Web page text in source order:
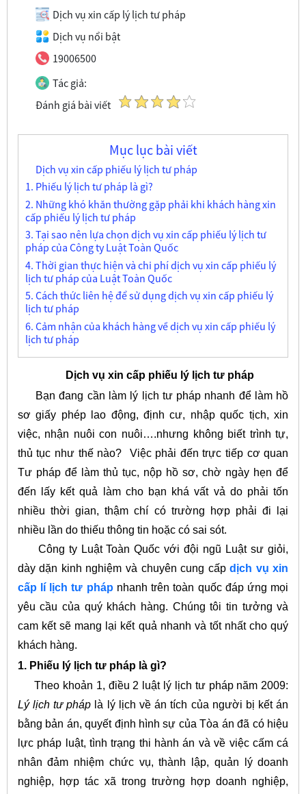
Dịch vụ xin cấp lý lịch tư pháp
Dịch vụ nổi bật
19006500
Tác giả:
Đánh giá bài viết
Mục lục bài viết
Dịch vụ xin cấp phiếu lý lịch tư pháp
1. Phiếu lý lịch tư pháp là gì?
2. Những khó khăn thường gặp phải khi khách hàng xin
cấp phiếu lý lịch tư pháp
3. Tại sao nên lựa chọn dịch vụ xin cấp phiếu lý lịch tư
pháp của Công ty Luật Toàn Quốc
4. Thời gian thực hiện và chi phí dịch vụ xin cấp phiếu lý
lịch tư pháp của Luật Toàn Quốc
5. Cách thức liên hệ để sử dụng dịch vụ xin cấp phiếu lý
lịch tư pháp
6. Cảm nhận của khách hàng về dịch vụ xin cấp phiếu lý
lịch tư pháp
Dịch vụ xin cấp phiếu lý lịch tư pháp
Bạn đang cần làm lý lịch tư pháp nhanh để làm hồ
sơ giấy phép lao động, định cư, nhập quốc tịch, xin
việc, nhận nuôi con nuôi….nhưng không biết trình tự,
thủ tục như thế nào? Việc phải đến trực tiếp cơ quan
Tư pháp để làm thủ tục, nộp hồ sơ, chờ ngày hẹn để
đến lấy kết quả làm cho bạn khá vất vả do phải tốn
nhiều thời gian, thậm chí có trường hợp phải đi lại
nhiều lần do thiếu thông tin hoặc có sai sót.
Công ty Luật Toàn Quốc với đội ngũ Luật sư giỏi,
dày dặn kinh nghiệm và chuyên cung cấpdịch vụ xin
cấp lí lịch tư pháp nhanh trên toàn quốc đáp ứng mọi
yêu cầu của quý khách hàng. Chúng tôi tin tưởng và
cam kết sẽ mang lại kết quả nhanh và tốt nhất cho quý
khách hàng.
1. Phiếu lý lịch tư pháp là gì?
Theo khoản 1, điều 2 luật lý lịch tư pháp năm 2009:
Lý lịch tư pháp là lý lịch về án tích của người bị kết án
bằng bản án, quyết định hình sự của Tòa án đã có hiệu
lực pháp luật, tình trạng thi hành án và về việc cấm cá
nhân đảm nhiệm chức vụ, thành lập, quản lý doanh
nghiệp, hợp tác xã trong trường hợp doanh nghiệp,